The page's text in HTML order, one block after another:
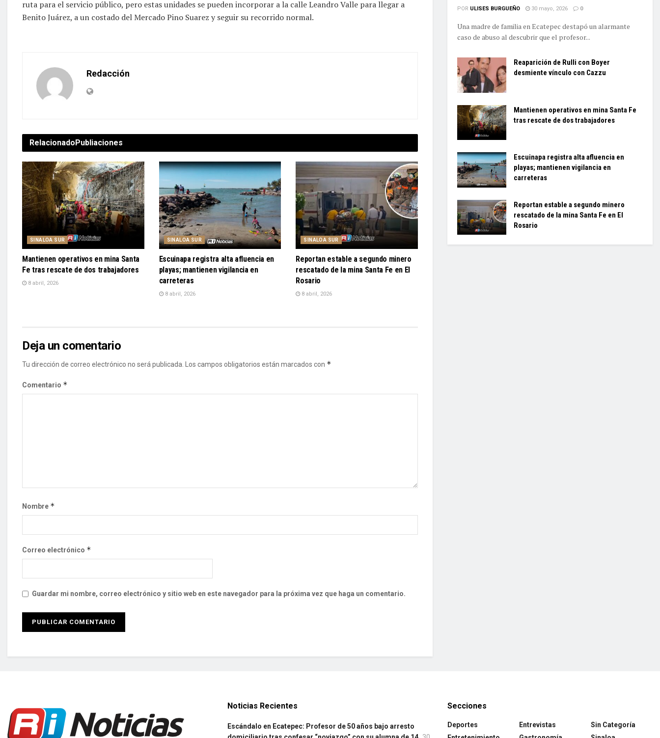
ruta para el servicio público, pero estas unidades se pueden incorporar a la calle Leandro Valle para llegar a
Benito Juárez, a un costado del Mercado Pino Suarez y seguir su recorrido normal.
Redacción
Relacionado Publiaciones
SINALOA SUR
Mantienen operativos en mina Santa
Fe tras rescate de dos trabajadores
8 abril, 2026
SINALOA SUR
Escuinapa registra alta afluencia en
playas; mantienen vigilancia en
carreteras
8 abril, 2026
SINALOA SUR
Reportan estable a segundo minero
rescatado de la mina Santa Fe en El
Rosario
8 abril, 2026
Deja un comentario
Tu dirección de correo electrónico no será publicada. Los campos obligatorios están marcados con *
Comentario *
Nombre *
Correo electrónico *
Guardar mi nombre, correo electrónico y sitio web en este navegador para la próxima vez que haga un comentario.
POR ULISES BURGUEÑO 30 mayo, 2026 0
Una madre de familia en Ecatepec destapó un alarmante
caso de abuso al descubrir que el profesor...
Reaparición de Rulli con Boyer
desmiente vínculo con Cazzu
Mantienen operativos en mina Santa Fe
tras rescate de dos trabajadores
Escuinapa registra alta afluencia en
playas; mantienen vigilancia en
carreteras
Reportan estable a segundo minero
rescatado de la mina Santa Fe en El
Rosario
Noticias Recientes
Escándalo en Ecatepec: Profesor de 50 años bajo arresto
Secciones
Deportes
Entrevistas
Sin Categoría